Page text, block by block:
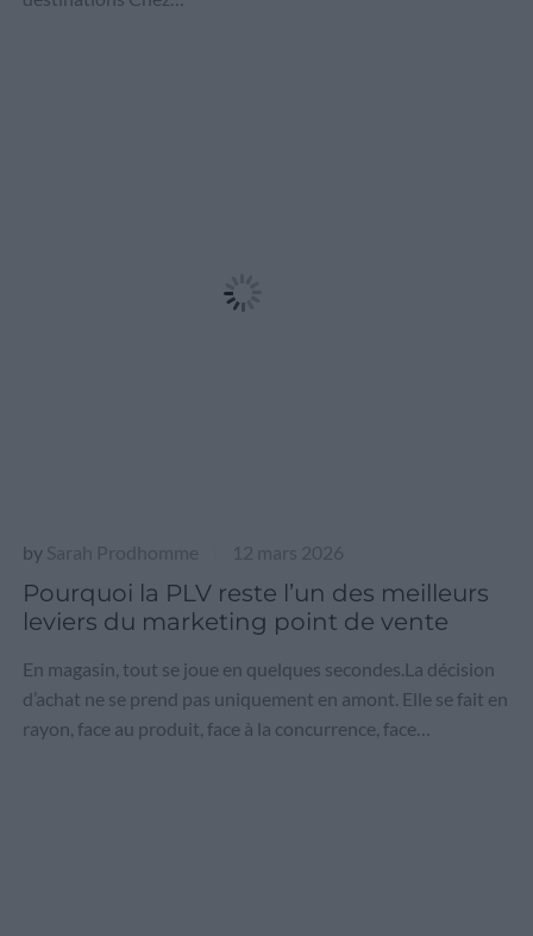
by Sarah Prodhomme 12 mars 2026
Pourquoi la PLV reste l’un des meilleurs
leviers du marketing point de vente
En magasin, tout se joue en quelques secondes.La décision
d’achat ne se prend pas uniquement en amont. Elle se fait en
rayon, face au produit, face à la concurrence, face…